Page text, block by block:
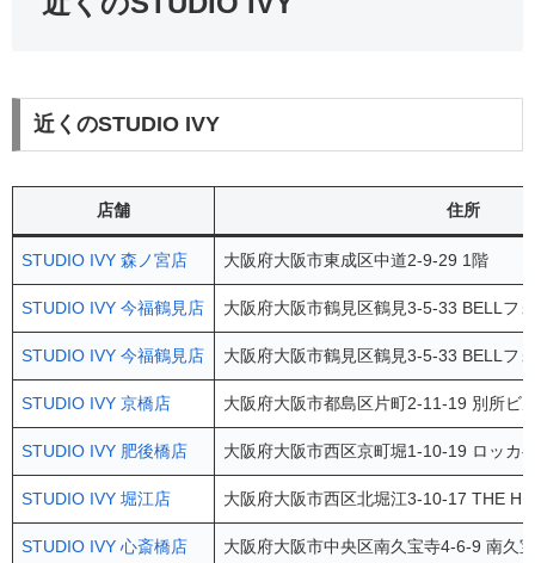
近くのSTUDIO IVY
店舗 住所
STUDIO IVY 森ノ宮店 大阪府大阪市東成区中道2-9-29 1階
STUDIO IVY 今福鶴見店 大阪府大阪市鶴見区鶴見3-5-33 BELLフ
STUDIO IVY 今福鶴見店 大阪府大阪市鶴見区鶴見3-5-33 BELLフ
STUDIO IVY 京橋店 大阪府大阪市都島区片町2-11-19 別所ビ
STUDIO IVY 肥後橋店 大阪府大阪市西区京町堀1-10-19 ロッカ
STUDIO IVY 堀江店 大阪府大阪市西区北堀江3-10-17 THE
STUDIO IVY 心斎橋店 大阪府大阪市中央区南久宝寺4-6-9 南久